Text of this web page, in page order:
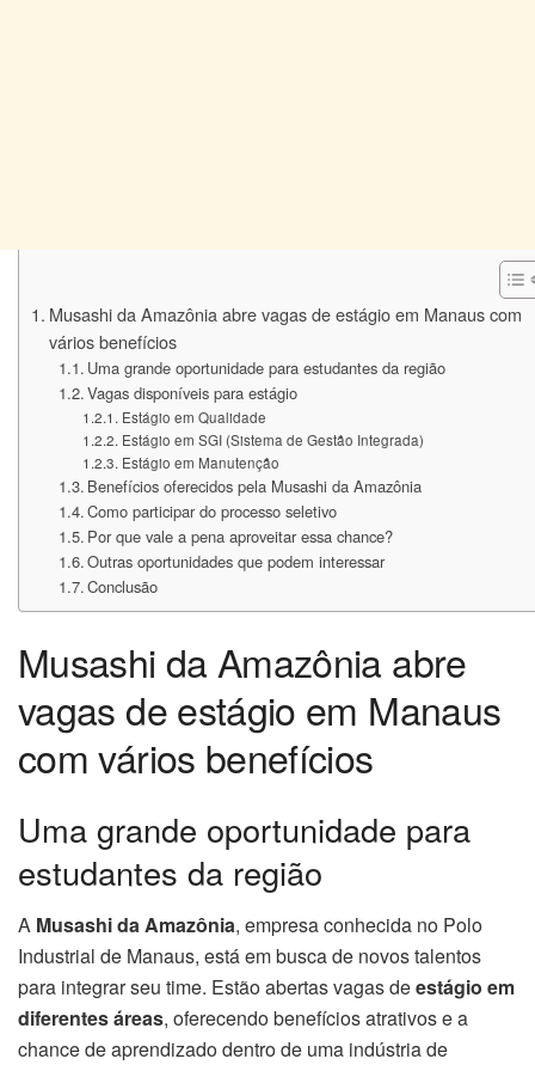
Musashi da Amazônia abre vagas de estágio em Manaus com
vários benefícios
Uma grande oportunidade para estudantes da região
Vagas disponíveis para estágio
Estágio em Qualidade
Estágio em SGI (Sistema de Gestão Integrada)
Estágio em Manutenção
Benefícios oferecidos pela Musashi da Amazônia
Como participar do processo seletivo
Por que vale a pena aproveitar essa chance?
Outras oportunidades que podem interessar
Conclusão
Musashi da Amazônia abre
vagas de estágio em Manaus
com vários benefícios
Uma grande oportunidade para
estudantes da região
A Musashi da Amazônia, empresa conhecida no Polo
Industrial de Manaus, está em busca de novos talentos
para integrar seu time. Estão abertas vagas deestágio em
diferentes áreas, oferecendo benefícios atrativos e a
chance de aprendizado dentro de uma indústria de